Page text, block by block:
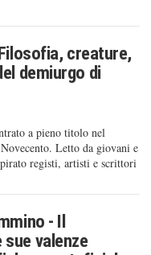
creature,
demiurgo di
a pieno titolo nel
Letto da giovani e
registi, artisti e scrittori
- Il
sue valenze